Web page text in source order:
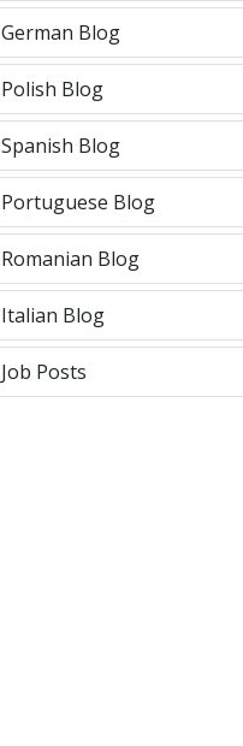
German Blog
Polish Blog
Spanish Blog
Portuguese Blog
Romanian Blog
Italian Blog
Job Posts